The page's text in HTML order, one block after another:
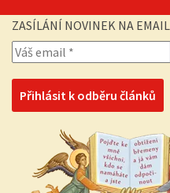
ZASÍLÁNÍ NOVINEK NA EMAIL